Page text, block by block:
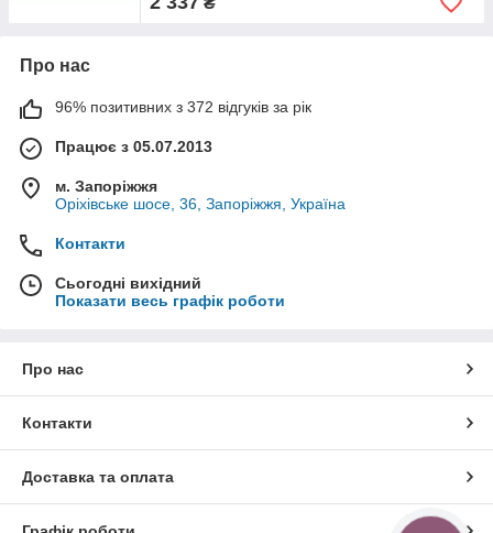
Про нас
96% позитивних з 372 відгуків за рік
Працює з 05.07.2013
м. Запоріжжя
Оріхівське шосе, 36, Запоріжжя, Україна
Контакти
Сьогодні вихідний
Показати весь графік роботи
Про нас
Контакти
Доставка та оплата